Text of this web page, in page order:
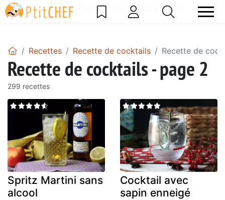
DataBase Error! Please report the error!
Recettes Recette de cocktails Recette de
Recette de cocktails - page 2
299 recettes
Spritz Martini sans
alcool
Cocktail avec
sapin enneigé